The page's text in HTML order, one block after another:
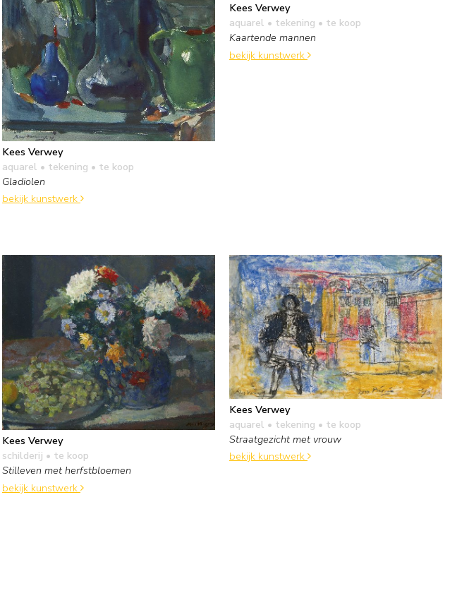
Kees Verwey
aquarel • tekening • te koop
Gladiolen
bekijk kunstwerk
Kees Verwey
aquarel • tekening • te koop
Kaartende mannen
bekijk kunstwerk
Kees Verwey
schilderij • te koop
Stilleven met herfstbloemen
bekijk kunstwerk
Kees Verwey
aquarel • tekening • te koop
Straatgezicht met vrouw
bekijk kunstwerk